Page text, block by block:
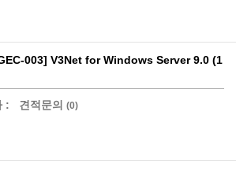
003] V3Net for Windows Server 9.0 (1
: 견적문의 (0)